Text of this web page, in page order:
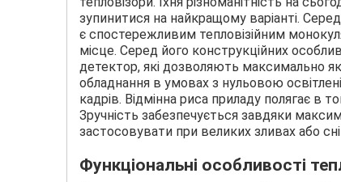
зупинитися на найкращому варіанті.
є спостережливим тепловізійним
місце. Серед його конструкційних
детектор, які дозволяють максимально
обладнання в умовах з нульовою
кадрів. Відмінна риса приладу полягає
Зручність забезпечується завдяки
застосовувати при великих зливах або
Функціональні особливості